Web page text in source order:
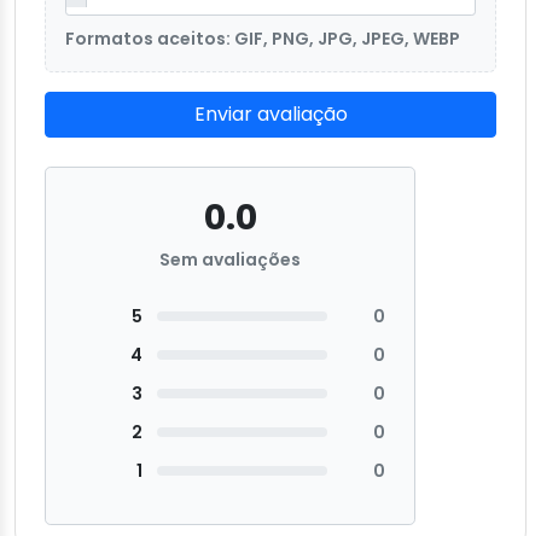
Formatos aceitos: GIF, PNG, JPG, JPEG, WEBP
Enviar avaliação
0.0
Sem avaliações
5
0
4
0
3
0
2
0
1
0